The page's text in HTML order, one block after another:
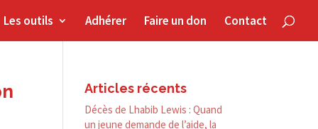
Les outils Adhérer Faire un don Contact
Articles récents
Décès de Lhabib Lewis : Quand
un jeune demande de l’aide, la